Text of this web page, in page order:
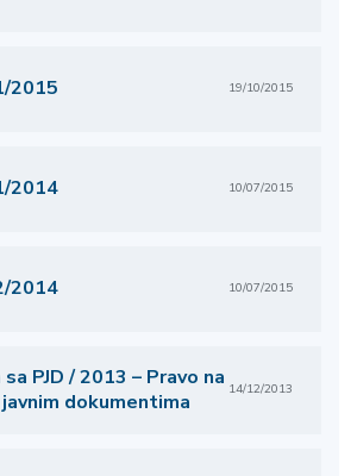
2015 19/10/2015
2014 10/07/2015
2014 10/07/2015
PJD / 2013 – Pravo na
dokumentima
14/12/2013